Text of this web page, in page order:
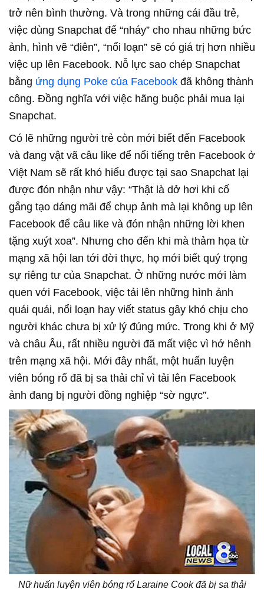
trở nên bình thường. Và trong những cái đầu trẻ,
việc dùng Snapchat để “nháy” cho nhau những bức
ảnh, hình vẽ “điên”, “nổi loạn” sẽ có giá trị hơn nhiều
việc up lên Facebook. Nỗ lực sao chép Snapchat
bằng ứng dụng Poke của Facebook đã không thành
công. Đồng nghĩa với việc hãng buộc phải mua lại
Snapchat.
Có lẽ những người trẻ còn mới biết đến Facebook
và đang vật vã câu like để nổi tiếng trên Facebook ở
Việt Nam sẽ rất khó hiểu được tại sao Snapchat lại
được đón nhận như vậy: “Thật là dở hơi khi cố
gắng tạo dáng mãi để chụp ảnh mà lại không up lên
Facebook để câu like và đón nhận những lời khen
tặng xuýt xoa”. Nhưng cho đến khi mà thảm họa từ
mạng xã hội lan tới đời thực, họ mới biết quý trọng
sự riêng tư của Snapchat. Ở những nước mới làm
quen với Facebook, việc tải lên những hình ảnh
quái quái, nổi loạn hay viết status gây khó chịu cho
người khác chưa bị xử lý đúng mức. Trong khi ở Mỹ
và châu Âu, rất nhiều người đã mất việc vì hớ hênh
trên mạng xã hội. Mới đây nhất, một huấn luyện
viên bóng rổ đã bị sa thải chỉ vì tải lên Facebook
ảnh đang bị người đồng nghiệp “sờ ngực”.
Nữ huấn luyện viên bóng rổ Laraine Cook đã bị sa thải